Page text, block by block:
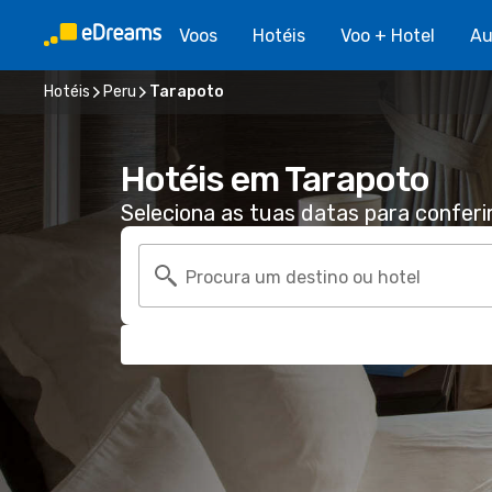
Voos Hotéis Voo + Hotel
Hotéis Peru Tarapoto
Hotéis em Tarapoto
Seleciona as tuas datas para
Procura um destino ou hotel